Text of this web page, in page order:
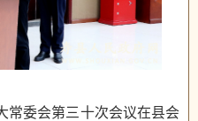
委会第三十次会议在县会